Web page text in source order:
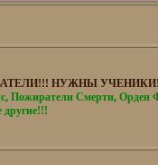
НУЖНЫ
Смерти, Орден
другие!!!